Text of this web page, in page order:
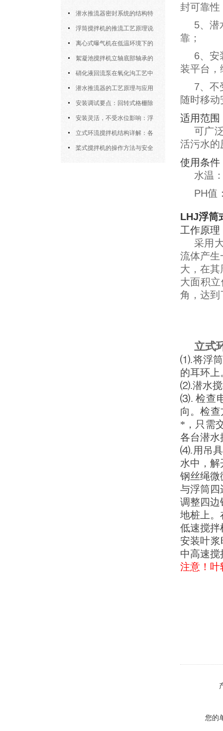
潜水推流器密封系统的结构特
点与渗漏故障处理
浮筒搅拌机的推流工艺原理说
明 离心式曝气机在低温环境下的
运行特性与防冻措施
絮凝池搅拌机立轴底部轴承的
密封防水与免维护设计
硝化液回流泵在氧化沟工艺中
的布置位置对回流效果的影响
潜水推流器的工艺原理与应用
逻辑安装调试要点：回转式格栅除
污机的土建配合要求与水平度校准
安装灵活，不受水位影响：浮
筒式曝气机的结构优势与适用场景
立式环流搅拌机结构详解：各
部件的功能与协同
桨式搅拌机的操作方法与安全
封可靠性
5、潜
靠；
6、安
装平台
7、不
随时移
适用范围
可广
活污水的
使用条件
水温
PH值
LHJ浮筒
工作原理
采用
流体产生
大，在
大面积
角，达到
立式
⑴.将浮筒
的耳环
⑵.潜水搅
⑶. 检查
向。检
*，只需
各台潜水
⑷.用吊具
水中，
钢丝绳微
与浮筒四
调整四边
地桩上。
低速搅拌
安装叶
中高速
注意！叶
您的